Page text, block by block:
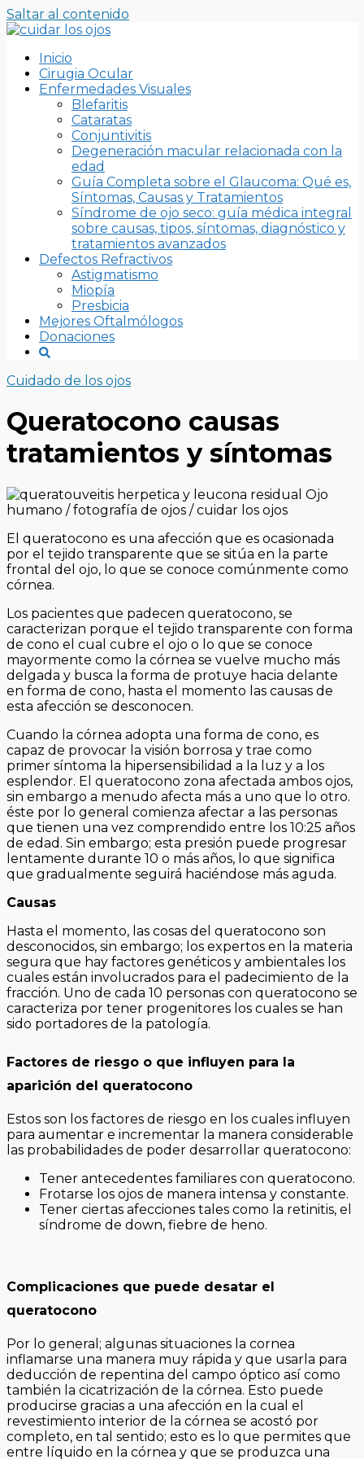
Saltar al contenido
Inicio
Cirugia Ocular
Enfermedades Visuales
Blefaritis
Cataratas
Conjuntivitis
Degeneración macular relacionada con la
edad
Guía Completa sobre el Glaucoma: Qué es,
Síntomas, Causas y Tratamientos
Síndrome de ojo seco: guía médica integral
sobre causas, tipos, síntomas, diagnóstico y
tratamientos avanzados
Defectos Refractivos
Astigmatismo
Miopía
Presbicia
Mejores Oftalmólogos
Donaciones
Cuidado de los ojos
Queratocono causas
tratamientos y síntomas
El queratocono es una afección que es ocasionada
por el tejido transparente que se sitúa en la parte
frontal del ojo, lo que se conoce comúnmente como
córnea.
Los pacientes que padecen queratocono, se
caracterizan porque el tejido transparente con forma
de cono el cual cubre el ojo o lo que se conoce
mayormente como la córnea se vuelve mucho más
delgada y busca la forma de protuye hacia delante
en forma de cono, hasta el momento las causas de
esta afección se desconocen.
Cuando la córnea adopta una forma de cono, es
capaz de provocar la visión borrosa y trae como
primer síntoma la hipersensibilidad a la luz y a los
esplendor. El queratocono zona afectada ambos ojos,
sin embargo a menudo afecta más a uno que lo otro.
éste por lo general comienza afectar a las personas
que tienen una vez comprendido entre los 10:25 años
de edad. Sin embargo; esta presión puede progresar
lentamente durante 10 o más años, lo que significa
que gradualmente seguirá haciéndose más aguda.
Causas
Hasta el momento, las cosas del queratocono son
desconocidos, sin embargo; los expertos en la materia
segura que hay factores genéticos y ambientales los
cuales están involucrados para el padecimiento de la
fracción. Uno de cada 10 personas con queratocono se
caracteriza por tener progenitores los cuales se han
sido portadores de la patología.
Factores de riesgo o que influyen para la
aparición del queratocono
Estos son los factores de riesgo en los cuales influyen
para aumentar e incrementar la manera considerable
las probabilidades de poder desarrollar queratocono:
Tener antecedentes familiares con queratocono.
Frotarse los ojos de manera intensa y constante.
Tener ciertas afecciones tales como la retinitis, el
síndrome de down, fiebre de heno.
Complicaciones que puede desatar el
queratocono
Por lo general; algunas situaciones la cornea
inflamarse una manera muy rápida y que usarla para
deducción de repentina del campo óptico así como
también la cicatrización de la córnea. Esto puede
producirse gracias a una afección en la cual el
revestimiento interior de la córnea se acostó por
completo, en tal sentido; esto es lo que permites que
entre líquido en la córnea y que se produzca una